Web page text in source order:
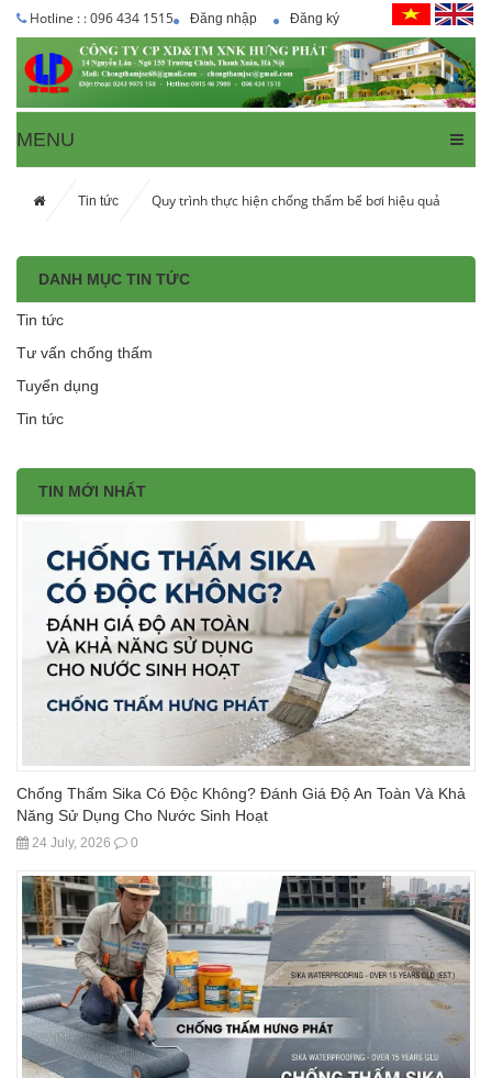
Hotline : : 096 434 1515 Đăng nhập Đăng ký
MENU
Tin tức Quy trình thực hiện chống thấm bể bơi hiệu quả
DANH MỤC TIN TỨC
Tin tức
Tư vấn chống thấm
Tuyển dụng
Tin tức
TIN MỚI NHẤT
Chống Thấm Sika Có Độc Không? Đánh Giá Độ An Toàn Và Khả
Năng Sử Dụng Cho Nước Sinh Hoạt
24 July, 2026 0